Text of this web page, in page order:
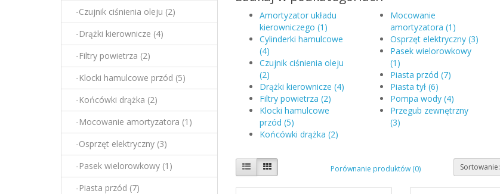
-Czujnik ciśnienia oleju (2)
-Drążki kierownicze (4)
-Filtry powietrza (2)
-Klocki hamulcowe przód (5)
-Końcówki drążka (2)
-Mocowanie amortyzatora (1)
-Osprzęt elektryczny (3)
-Pasek wielorowkowy (1)
-Piasta przód (7)
Amortyzator układu
kierowniczego (1)
Cylinderki hamulcowe
(4)
Czujnik ciśnienia oleju
(2)
Drążki kierownicze (4)
Filtry powietrza (2)
Klocki hamulcowe
przód (5)
Końcówki drążka (2)
Mocowanie
amortyzatora (1)
Osprzęt elektryczny (3)
Pasek wielorowkowy
(1)
Piasta przód (7)
Piasta tył (6)
Pompa wody (4)
Przegub zewnętrzny
(3)
Porównanie produktów (0) Sortowanie: